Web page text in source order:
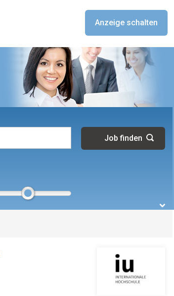
Anzeige schalten